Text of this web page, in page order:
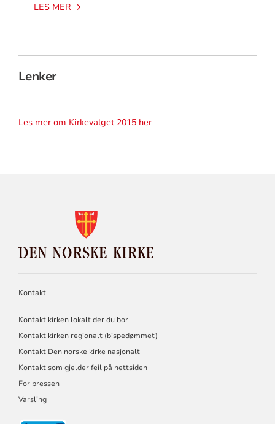
LES MER
Lenker
Les mer om Kirkevalget 2015 her
NORSKE
KIRKE
Kontakt
Kontakt kirken lokalt der du bor
Kontakt kirken regionalt (bispedømmet)
Kontakt Den norske kirke nasjonalt
Kontakt som gjelder feil på nettsiden
For pressen
Varsling